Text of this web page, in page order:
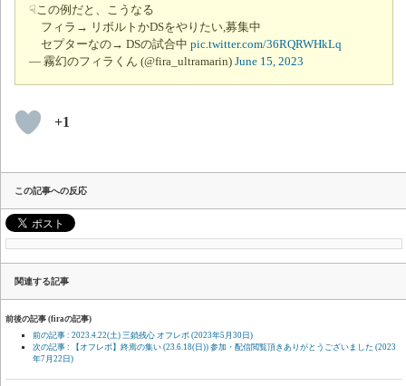
☟この例だと、こうなる
フィラ→ リボルトかDSをやりたい,募集中
セプターなの→ DSの試合中 pic.twitter.com/36RQRWHkLq
— 霧幻のフィラくん (@fira_ultramarin) June 15, 2023
+1
この記事への反応
関連する記事
前後の記事 (firaの記事)
前の記事 : 2023.4.22(土) 三鎖残心 オフレポ (2023年5月30日)
次の記事 : 【オフレポ】終焉の集い (23.6.18(日)) 参加・配信閲覧頂きありがとうございました (2023
年7月22日)